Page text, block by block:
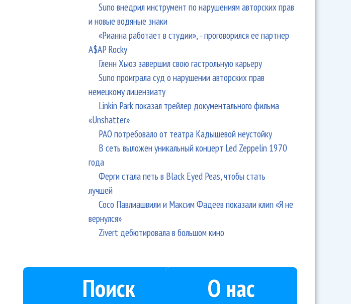
Suno внедрил инструмент по нарушениям авторских прав
и новые водяные знаки
«Рианна работает в студии», - проговорился ее партнер
A$AP Rocky
Гленн Хьюз завершил свою гастрольную карьеру
Suno проиграла суд о нарушении авторских прав
немецкому лицензиату
Linkin Park показал трейлер документального фильма
«Unshatter»
РАО потребовало от театра Кадышевой неустойку
В сеть выложен уникальный концерт Led Zeppelin 1970
года
Ферги стала петь в Black Eyed Peas, чтобы стать
лучшей
Сосо Павлиашвили и Максим Фадеев показали клип «Я не
вернулся»
Zivert дебютировала в большом кино
Поиск О нас